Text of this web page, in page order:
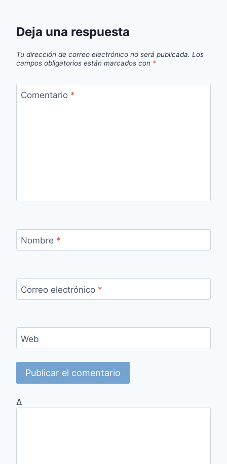
Deja una respuesta
Tu dirección de correo electrónico no será publicada. Los
campos obligatorios están marcados con *
Comentario *
Nombre *
Correo electrónico *
Web
Δ